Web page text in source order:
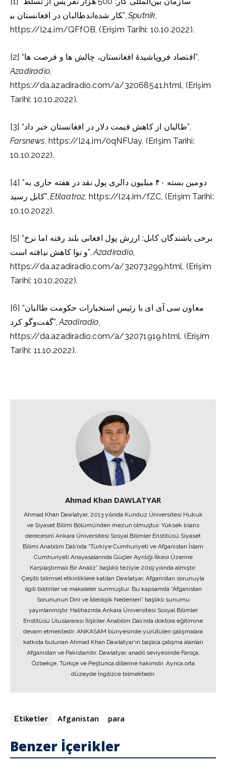
طالبان در افغانستان بی‎کار شده‌اند”,Sputnik,
https://l24.im/QFfOB, (Erişim Tarihi: 10.10.2022).
[2] “اقتصاد فروپاشیدۀ افغانستان، چالش ها و فرصت ها”,
Azadiradio,
https://da.azadiradio.com/a/32068541.html, (Erişim
Tarihi: 10.10.2022).
[3] “طالبان از کاهش قیمت دلار در افغانستان خبر داد”,
Farsnews, https://l24.im/0qNFUay, (Erişim Tarihi:
10.10.2022).
[4] “دومین بسته ۴۰ میلیون دالری پول نقد در هفته جاری به
کابل رسید”,Etilaatroz, https://l24.im/fZC, (Erişim Tarihi:
10.10.2022).
[5] “برخی باشندگان کابل: ارزش پول افغانی بلند رفته اما نرخ‌‌
و نوا کاهش نیافته است”,Azadiradio,
https://da.azadiradio.com/a/32073299.html, (Erişim
Tarihi: 10.10.2022).
[6] “معاون سی آی ای با رئیس استخبارات حکومت طالبان
گفت‌وگو کرد”,Azadiradio,
https://da.azadiradio.com/a/32071919.html, (Erişim
Tarihi: 11.10.2022).
Ahmad Khan DAWLATYAR
Ahmad Khan Dawlatyar, 2013 yılında Kunduz Üniversitesi Hukuk
ve Siyaset Bilimi Bölümü’nden mezun olmuştur. Yüksek lisans
derecesini Ankara Üniversitesi Sosyal Bilimler Enstitüsü Siyaset
Bilimi Anabilim Dalı’nda “Türkiye Cumhuriyeti ve Afganistan İslam
Cumhuriyeti Anayasalarında Güçler Ayrılığı İlkesi Üzerine
Karşılaştırmalı Bir Analiz” başlıklı teziyle 2019 yılında almıştır.
Çeşitli bilimsel etkinliklere katılan Dawlatyar, Afganistan sorunuyla
ilgili bildiriler ve makaleler sunmuştur. Bu kapsamda “Afganistan
Sorununun Dini ve İdeolojik Nedenleri” başlıklı sunumu
yayınlanmıştır. Halihazırda Ankara Üniversitesi Sosyal Bilimler
Enstitüsü Uluslararası İlişkiler Anabilim Dalı’nda doktora eğitimine
devam etmektedir. ANKASAM bünyesinde yürütülen çalışmalara
katkıda bulunan Ahmad Khan Dawlatyar’ın başlıca çalışma alanları
Afganistan ve Pakistan’dır. Dawlatyar, anadil seviyesinde Farsça,
Özbekçe, Türkçe ve Peştunca dillerine hakimdir. Ayrıca orta
düzeyde İngilizce bilmektedir.
Etiketler Afganistan para
Benzer İçerikler